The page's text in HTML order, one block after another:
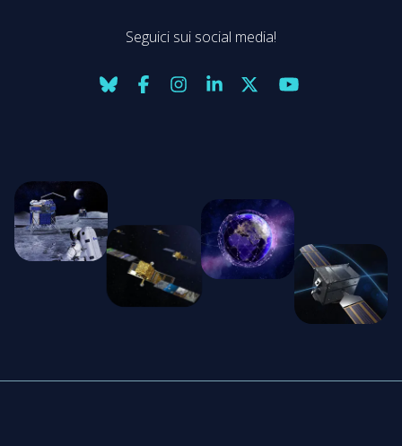
Seguici sui social media!